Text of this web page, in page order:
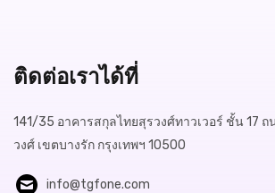
ติดต่อเราได้ที่
141/35 อาคารสกุลไทยสุรวงศ์ทาวเวอร์ ชั้น 17
วงศ์ เขตบางรัก กรุงเทพฯ 10500
info@tgfone.com